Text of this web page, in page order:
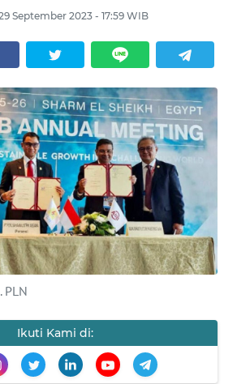
September 2023 - 17:59 WIB
PLN
Ikuti Kami di: